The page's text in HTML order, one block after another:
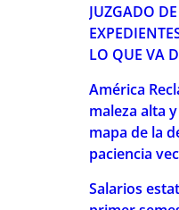
JUZGADO
LO QUE VA
América
maleza alta
mapa de la
paciencia
Salarios